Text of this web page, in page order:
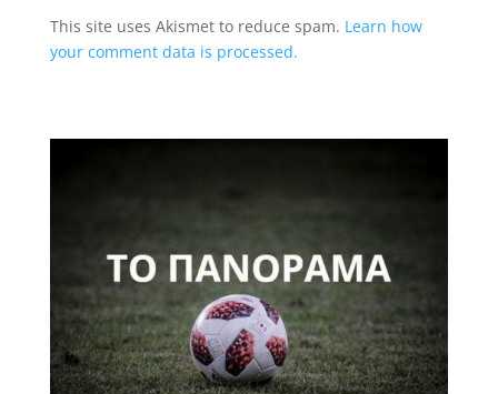
This site uses Akismet to reduce spam. Learn how
your comment data is processed.